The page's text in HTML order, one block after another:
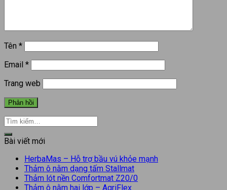
Tên *
Email *
Trang web
Bài viết mới
HerbaMas – Hỗ trợ bầu vú khỏe mạnh
Thảm ô nằm dạng tấm Stallmat
Thảm lót nền Comfortmat Z20/0
Thảm ô nằm hai lớp – AgriFlex